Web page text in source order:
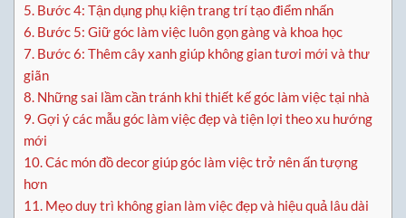
5. Bước 4: Tận dụng phụ kiện trang trí tạo điểm nhấn
6. Bước 5: Giữ góc làm việc luôn gọn gàng và khoa học
7. Bước 6: Thêm cây xanh giúp không gian tươi mới và thư
giãn
8. Những sai lầm cần tránh khi thiết kế góc làm việc tại nhà
9.Gợi ý các mẫu góc làm việc đẹp và tiện lợi theo xu hướng
mới
10.Các món đồ decor giúp góc làm việc trở nên ấn tượng
hơn
11. Mẹo duy trì không gian làm việc đẹp và hiệu quả lâu dài